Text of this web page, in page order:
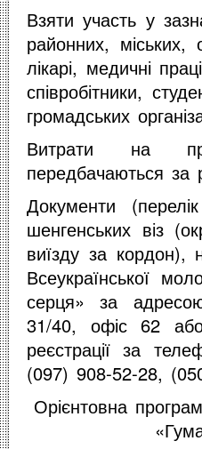
Взяти участь у
районних, міських,
лікарі, медичні
співробітники,
громадських
Витрати на
передбачаються за
Документи
шенгенських віз
виїзду за кордон),
Всеукраїнської
серця» за
31/40, офіс 62 або
реєстрації за
(097) 908-52-28,
Орієнтовна